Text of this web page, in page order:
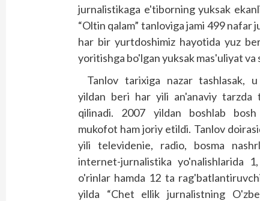
jurnalistikaga e'tiborning yuksak
“Oltin qalam” tanloviga jami 499
har bir yurtdoshimiz hayotida yuz
yoritishga bo'lgan yuksak mas'uliyat va
Tanlov tarixiga nazar tashlasak,
yildan beri har yili an'anaviy tarzda
qilinadi. 2007 yildan boshlab
mukofot ham joriy etildi. Tanlov
yili televidenie, radio, bosma
internet-jurnalistika yo'nalishlarida
o'rinlar hamda 12 ta
yilda “Chet ellik jurnalistning